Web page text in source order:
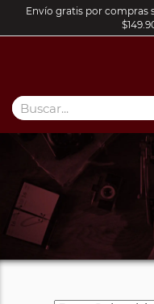
Envío gratis por compras